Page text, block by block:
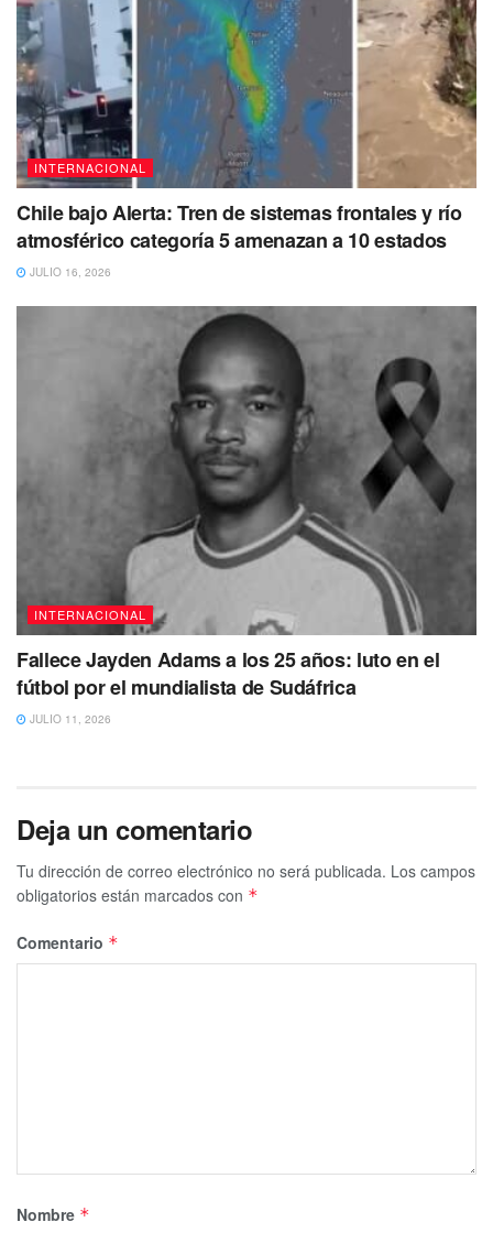
INTERNACIONAL
Chile bajo Alerta: Tren de sistemas frontales y río
atmosférico categoría 5 amenazan a 10 estados
JULIO 16, 2026
INTERNACIONAL
Fallece Jayden Adams a los 25 años: luto en el
fútbol por el mundialista de Sudáfrica
JULIO 11, 2026
Deja un comentario
Tu dirección de correo electrónico no será publicada. Los campos
obligatorios están marcados con *
Comentario *
Nombre *